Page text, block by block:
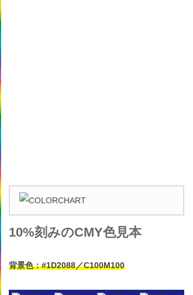
10%刻みのCMY色見本
背景色：#1D2088／C100M100